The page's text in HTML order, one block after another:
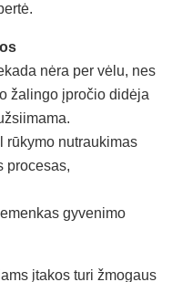
nėra per vėlu, nes
žalingo įpročio didėja
rūkymo nutraukimas
procesas,
gyvenimo
įtakos turi žmogaus